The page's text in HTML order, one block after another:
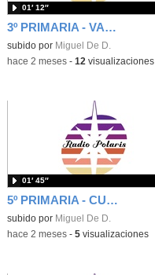
3º PRIMARIA - VALORES - CUÑA - INTERFERENCIAS DE RADIO - RADIO POLARIS
subido por Miguel De D.
01′ 12″
-hace 2 meses- 12 visualizaciones
5º PRIMARIA - CUÑA - SAL A LA CALLE Y VIVE EL MUNDO REAL
Contenido educativo.
subido por Miguel De D.
01′ 45″
-hace 2 meses- 5visualizaciones